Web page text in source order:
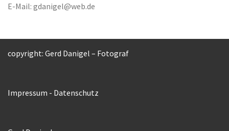
E-Mail: gdanigel@web.de
copyright: Gerd Danigel – Fotograf
Impressum - Datenschutz